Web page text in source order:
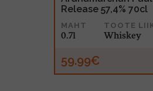
Release 57,4% 70cl
MAHT
0.7l
TOOTE
Whiskey
59.99€